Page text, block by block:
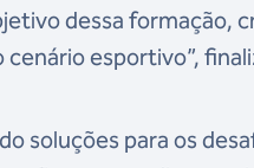
dessa formação,
esportivo”,
soluções para os